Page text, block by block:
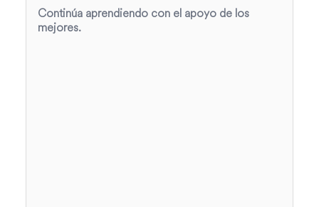
Continúa aprendiendo con el apoyo de los
mejores.